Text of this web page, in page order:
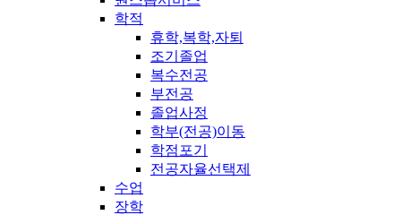
학적
휴학,복학,자퇴
조기졸업
복수전공
부전공
졸업사정
학부(전공)이동
학점포기
전공자율선택제
수업
장학